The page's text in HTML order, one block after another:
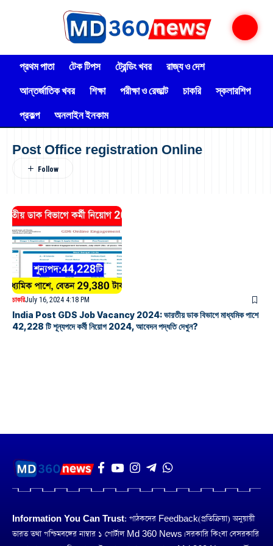
প্রথম পাতা টেক টিপস ট্রেন্ডিং খবর
রাজ্য ও দেশ
আন্তর্জাতিক খবর
শিক্ষা পরীক্ষা ও রেজাল্ট চাকরি
স্কলারশিপ
প্রকল্প
অনলাইন ইনকাম
Post Office registration Online
চাকরিJuly 16, 2024 4:18 PM
India Post GDS Job Vacancy 2024: ভারতীয় ডাক বিভাগে মাধ্যমিক পাশে
42,228 টি শূন্যপদে কর্মী নিয়োগ 2024, আবেদন পদ্ধতি দেখুন?
Information You Can Trust: পাঠকদের Feedback(প্রতিক্রিয়া) অনুয়ায়ী
ভারত তথা পশ্চিমবঙ্গের নাম্বার ১ পোর্টাল Md 360 News। সরকারি কিংবা বেসরকারি